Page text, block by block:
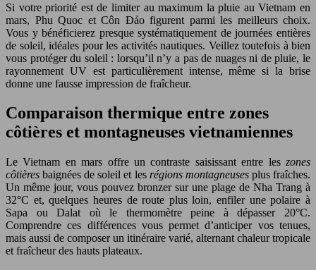
Si votre priorité est de limiter au maximum la pluie au Vietnam en
mars, Phu Quoc et Côn Đảo figurent parmi les meilleurs choix.
Vous y bénéficierez presque systématiquement de journées entières
de soleil, idéales pour les activités nautiques. Veillez toutefois à bien
vous protéger du soleil : lorsqu’il n’y a pas de nuages ni de pluie, le
rayonnement UV est particulièrement intense, même si la brise
donne une fausse impression de fraîcheur.
Comparaison thermique entre zones
côtières et montagneuses vietnamiennes
Le Vietnam en mars offre un contraste saisissant entre les zones
côtières baignées de soleil et les régions montagneusesplus fraîches.
Un même jour, vous pouvez bronzer sur une plage de Nha Trang à
32°C et, quelques heures de route plus loin, enfiler une polaire à
Sapa ou Dalat où le thermomètre peine à dépasser 20°C.
Comprendre ces différences vous permet d’anticiper vos tenues,
mais aussi de composer un itinéraire varié, alternant chaleur tropicale
et fraîcheur des hauts plateaux.